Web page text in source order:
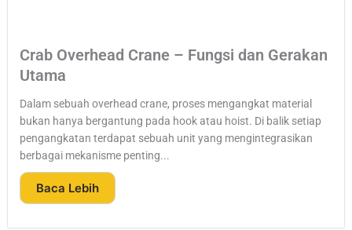
Crab Overhead Crane – Fungsi dan Gerakan
Utama
Dalam sebuah overhead crane, proses mengangkat material
bukan hanya bergantung pada hook atau hoist. Di balik setiap
pengangkatan terdapat sebuah unit yang mengintegrasikan
berbagai mekanisme penting...
Baca Lebih